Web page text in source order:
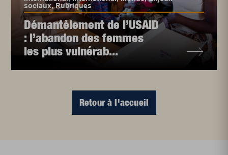
sociaux,Rubriques
Démantèlement de l’USAID
: l’abandon des femmes
les plus vulnérab...
Retour à l'accueil